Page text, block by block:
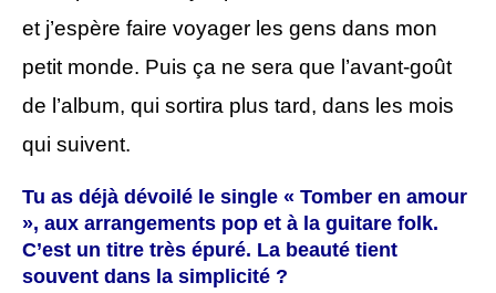
et j’espère faire voyager les gens dans mon
petit monde. Puis ça ne sera que l’avant-goût
de l’album, qui sortira plus tard, dans les mois
qui suivent.
Tu as déjà dévoilé le single « Tomber en amour
», aux arrangements pop et à la guitare folk.
C’est un titre très épuré. La beauté tient
souvent dans la simplicité ?